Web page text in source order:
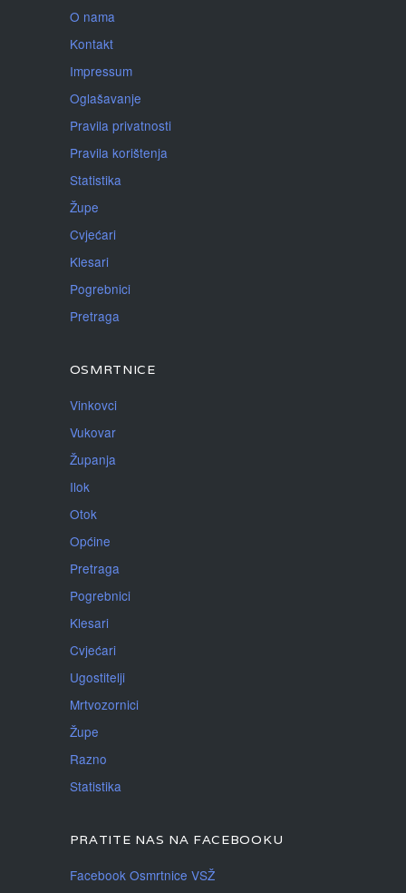
O nama
Kontakt
Impressum
Oglašavanje
Pravila privatnosti
Pravila korištenja
Statistika
Župe
Cvjećari
Klesari
Pogrebnici
Pretraga
OSMRTNICE
Vinkovci
Vukovar
Županja
Ilok
Otok
Općine
Pretraga
Pogrebnici
Klesari
Cvjećari
Ugostitelji
Mrtvozornici
Župe
Razno
Statistika
PRATITE NAS NA FACEBOOKU
Facebook Osmrtnice VSŽ